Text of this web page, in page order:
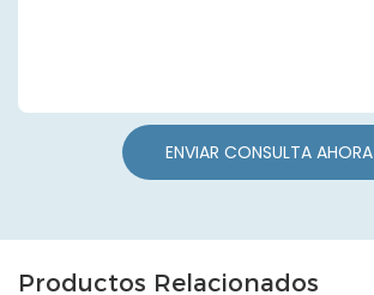
ENVIAR CONSULTA AHORA
Productos Relacionados